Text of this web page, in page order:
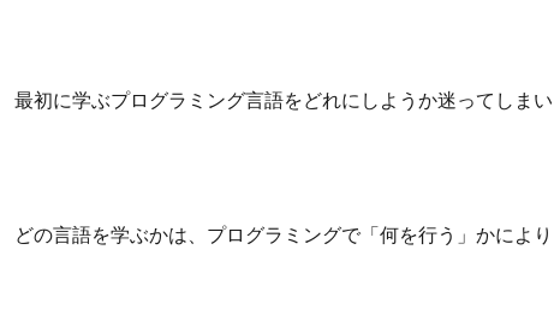
最初に学ぶプログラミング言語をどれにしようか迷ってしまい
どの言語を学ぶかは、プログラミングで「何を行う」かにより